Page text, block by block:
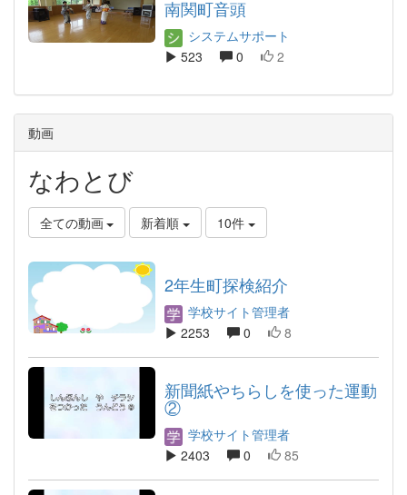
南関町音頭
システムサポート
523
0 2
動画
なわとび
全ての動画 新着順 10件
2年生町探検紹介
学校サイト管理者
2253
0 8
新聞紙やちらしを使った運動
②
学校サイト管理者
2403
0 85